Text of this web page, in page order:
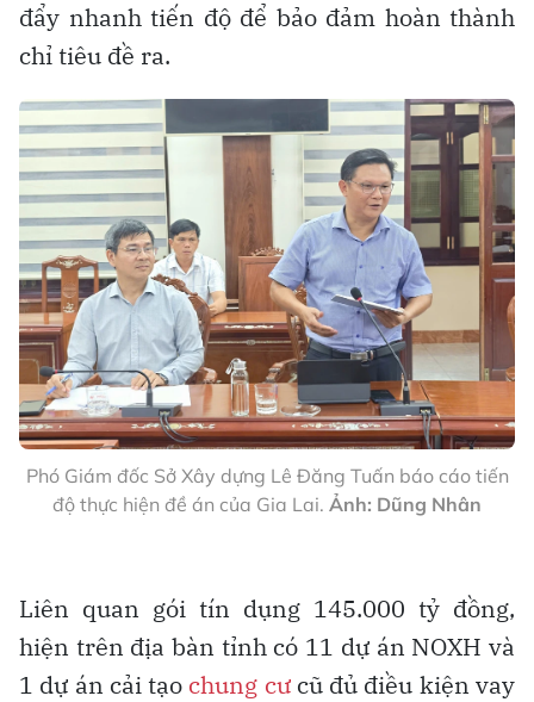
đẩy nhanh tiến độ để bảo đảm hoàn thành
chỉ tiêu đề ra.
Phó Giám đốc Sở Xây dựng Lê Đăng Tuấn báo cáo tiến
độ thực hiện đề án của Gia Lai. Ảnh: Dũng Nhân
Liên quan gói tín dụng 145.000 tỷ đồng,
hiện trên địa bàn tỉnh có 11 dự án NOXH và
1 dự án cải tạo chung cưcũ đủ điều kiện vay